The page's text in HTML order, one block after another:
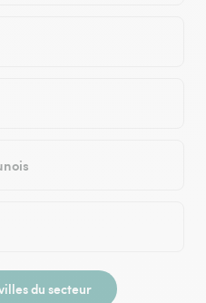
du secteur